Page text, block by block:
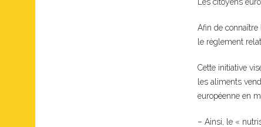
Afin de
le règlement
Cette initiative
les aliments
européenne en
– Ainsi, le «